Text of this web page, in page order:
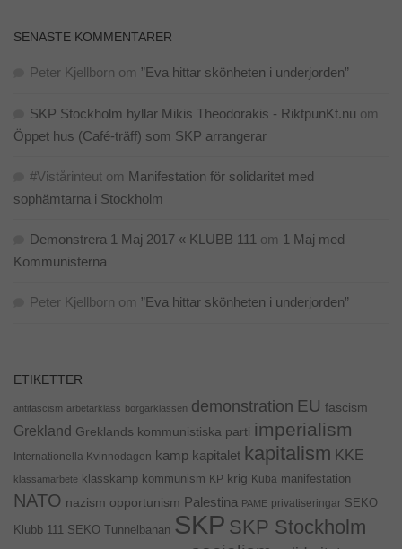
SENASTE KOMMENTARER
Peter Kjellborn om ”Eva hittar skönheten i underjorden”
SKP Stockholm hyllar Mikis Theodorakis - RiktpunKt.nu om
Öppet hus (Café-träff) som SKP arrangerar
#Vistårinteut om Manifestation för solidaritet med
sophämtarna i Stockholm
Demonstrera 1 Maj 2017 « KLUBB 111 om 1 Maj med
Kommunisterna
Peter Kjellborn om ”Eva hittar skönheten i underjorden”
ETIKETTER
antifascism arbetarklass borgarklassen demonstration EU fascism
Grekland Greklands kommunistiska parti imperialism
Internationella Kvinnodagen kamp kapitalet kapitalism KKE
klassamarbete klasskamp kommunism KP krig Kuba manifestation
NATO nazism opportunism Palestina PAME privatiseringar SEKO
Klubb 111 SEKO Tunnelbanan SKP SKP Stockholm